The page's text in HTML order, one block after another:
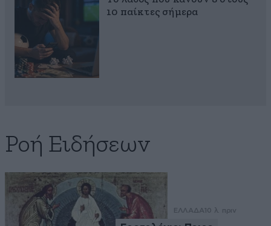
10 παίκτες σήμερα
Ροή Ειδήσεων
ΕΛΛΑΔΑ 10 λ. πριν